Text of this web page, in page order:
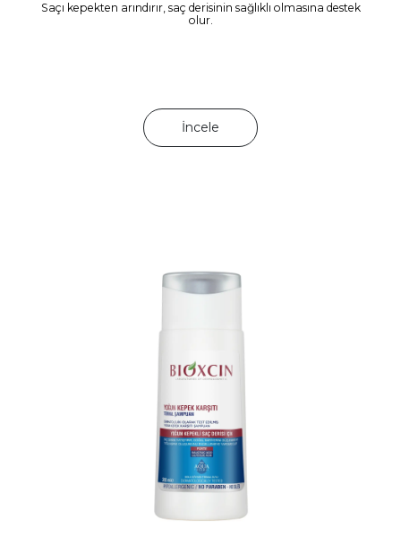
Saçı kepekten arındırır, saç derisinin sağlıklı olmasına destek
olur.
İncele